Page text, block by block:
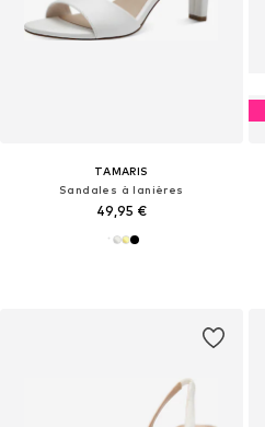
TAMARIS
Sandales à lanières
49,95 €